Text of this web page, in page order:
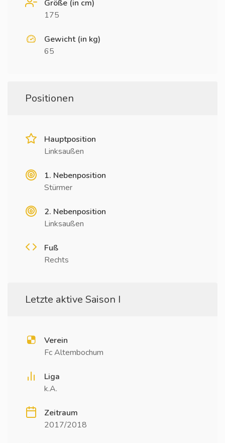
Größe (in cm)
175
Gewicht (in kg)
65
Positionen
Hauptposition
Linksaußen
1. Nebenposition
Stürmer
2. Nebenposition
Linksaußen
Fuß
Rechts
Letzte aktive Saison I
Verein
Fc Altembochum
Liga
k.A.
Zeitraum
2017/2018